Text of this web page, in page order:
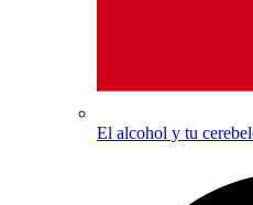
El alcohol y tu